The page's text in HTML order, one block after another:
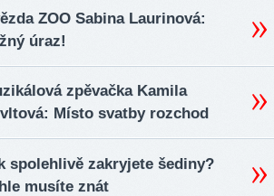
ZOO Sabina Laurinová:
úraz!
zpěvačka Kamila
Místo svatby rozchod
spolehlivě zakryjete šediny?
musíte znát